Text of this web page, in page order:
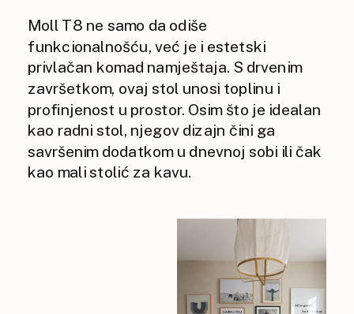
Moll T8 ne samo da odiše
funkcionalnošću, već je i estetski
privlačan komad namještaja. S drvenim
završetkom, ovaj stol unosi toplinu i
profinjenost u prostor. Osim što je idealan
kao radni stol, njegov dizajn čini ga
savršenim dodatkom u dnevnoj sobi ili čak
kao mali stolić za kavu.